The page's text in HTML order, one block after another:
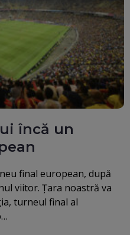
încă un
final european, după
viitor. Țara noastră va
turneul final al